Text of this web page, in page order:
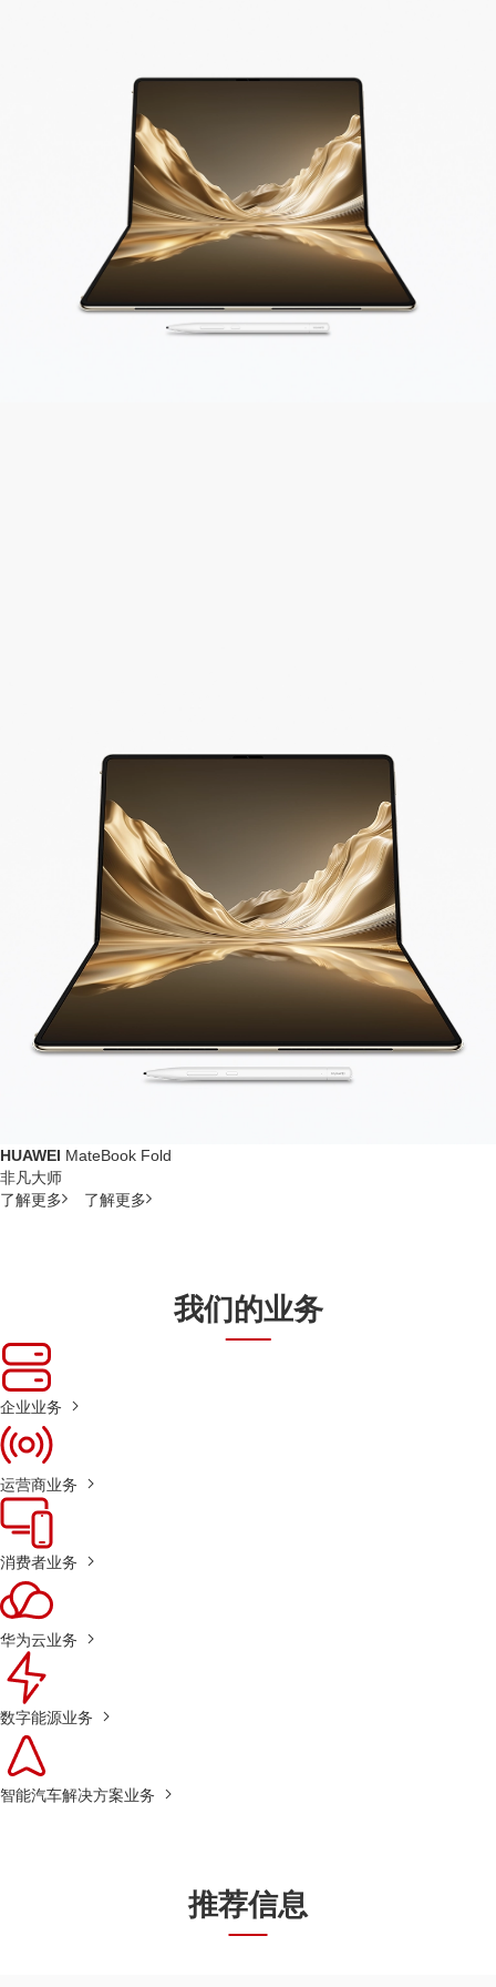
HUAWEI MateBook Fold
非凡大师
了解更多
了解更多
我们的业务
企业业务
运营商业务
消费者业务
华为云业务
数字能源业务
智能汽车解决方案业务
推荐信息